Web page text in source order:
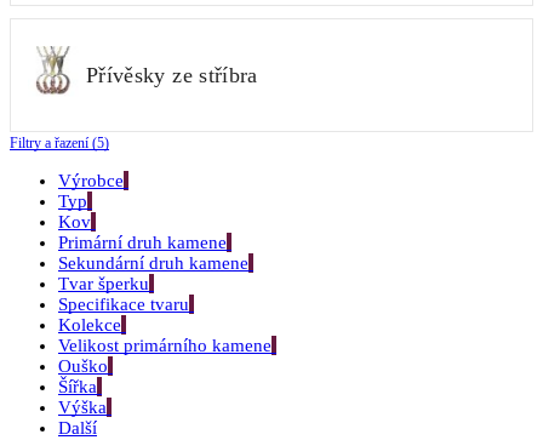
Přívěsky ze stříbra
Filtry a řazení (5)
Výrobce
Typ
Kov
Primární druh kamene
Sekundární druh kamene
Tvar šperku
Specifikace tvaru
Kolekce
Velikost primárního kamene
Ouško
Šířka
Výška
Další